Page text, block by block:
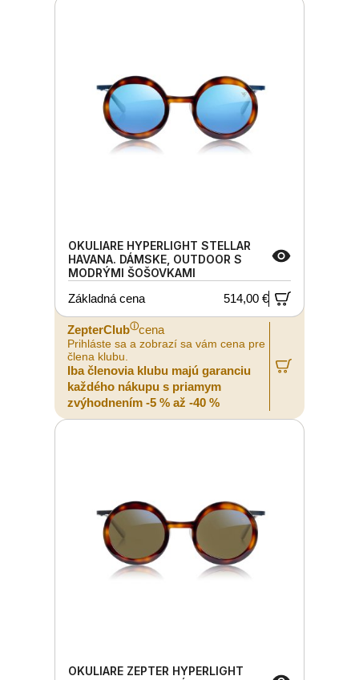
OKULIARE HYPERLIGHT STELLAR
HAVANA. DÁMSKE, OUTDOOR S
MODRÝMI ŠOŠOVKAMI
Základná cena
514,00 €
ZepterClubⓘcena
Prihláste sa a zobrazí sa vám cena pre
člena klubu.
Iba členovia klubu majú garanciu
každého nákupu s priamym
zvýhodnením -5 % až -40 %
OKULIARE ZEPTER HYPERLIGHT